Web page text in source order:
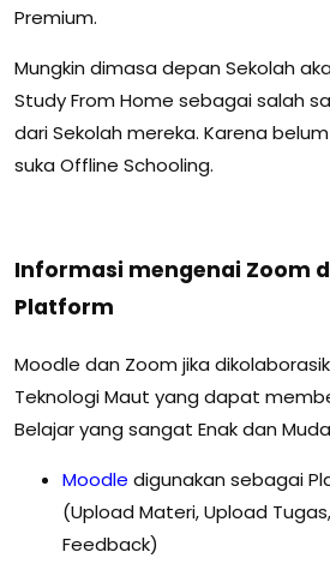
Premium.
Mungkin dimasa depan Sekolah
Study From Home sebagai salah
dari Sekolah mereka. Karena
suka Offline Schooling.
Informasi mengenai Zoom
Platform
Moodle dan Zoom jika
Teknologi Maut yang dapat
Belajar yang sangat Enak dan
Moodle digunakan sebagai
(Upload Materi, Upload
Feedback)